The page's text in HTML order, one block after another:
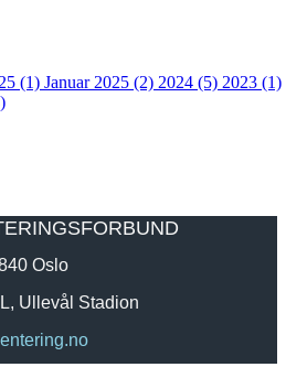
(1) Januar 2025 (2) 2024 (5) 2023 (1)
Oslo
Ullevål Stadion